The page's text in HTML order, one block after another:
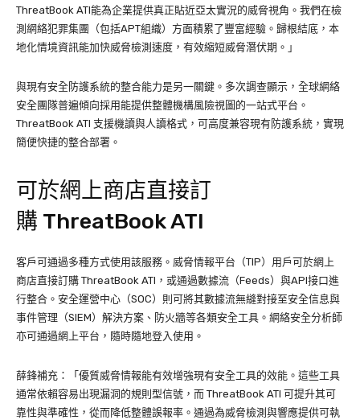
ThreatBook ATI能為企業提供真正貼近亞太實況的威脅視角。我們在檢
測網絡犯罪集團（包括APT組織）方面積累了豐富經驗。歸根結底，本
地化情境資訊能加快威脅檢測速度，有效縮短威脅潛伏期。」
與現有安全防護系統的整合能力是另一關鍵。多次調查顯示，全球網絡
安全團隊普遍傾向採用能提供整體機構風險視圖的一站式平台。
ThreatBook ATI 支援機讀與人讀格式，可高度兼容現有防護系統，實現
簡便快捷的整合部署。
可於網上商店直接訂
購 ThreatBook ATI
客戶可通過多種方式使用該服務。威脅情報平台（TIP）用戶可於網上
商店直接訂購 ThreatBook ATI，或通過數據流（Feeds）與API接口進
行整合。安全運營中心（SOC）則可將其數據流無縫對接至安全信息與
事件管理（SIEM）解決方案、防火牆等各類安全工具。網絡安全分析師
亦可通過網上平台，隨時隨地登入使用。
薛鋒補充：「優質威脅情報能有效增強現有安全工具的效能。這些工具
通常依賴容易出現漏洞的規則型信號，而 ThreatBook ATI 可提升其可
靠性與準確性，從而降低整體誤報率。通過為威脅檢測與響應提供可執